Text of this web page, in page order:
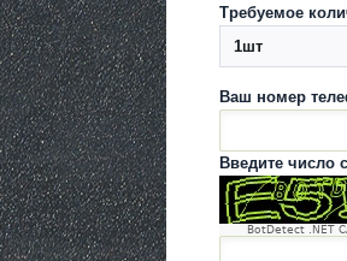
Требуемое
Ваш номер
Введите число
BotDetect .NET